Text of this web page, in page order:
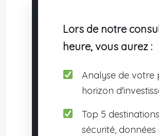
Lors de notre
heure, vous aurez :
Analyse de votre
horizon
Top 5
sécurité,